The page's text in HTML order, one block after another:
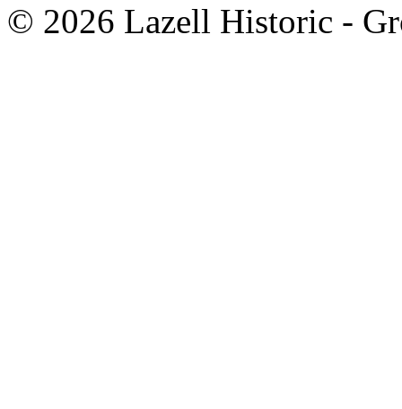
© 2026 Lazell Historic -